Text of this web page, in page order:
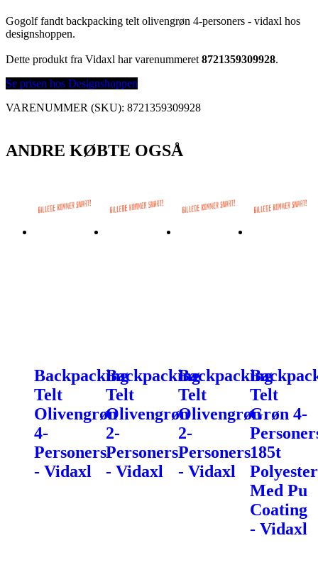
Gogolf fandt backpacking telt olivengrøn 4-personers - vidaxl hos
designshoppen.
Dette produkt fra Vidaxl har varenummeret 8721359309928.
Se prisen hos Designshoppen
VARENUMMER (SKU): 8721359309928
ANDRE KØBTE OGSÅ
Backpacking
Telt
Olivengrøn
4-
Personers
- Vidaxl
Backpacking
Telt
Olivengrøn
2-
Personers
- Vidaxl
Backpacking
Telt
Olivengrøn
2-
Personers
- Vidaxl
Telt
Grøn 4-
185t
Polyester
Med Pu
Coating
- Vidaxl